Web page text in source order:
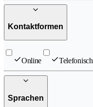
Kontaktformen
Online Telefonisch
Sprachen